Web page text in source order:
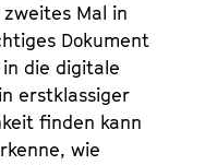
Mal in
Dokument
die digitale
erstklassiger
finden kann
wie